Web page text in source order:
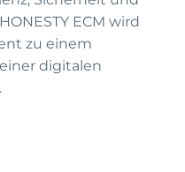
ECM wird
zu einem
digitalen